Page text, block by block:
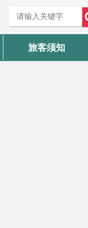
旅客须知